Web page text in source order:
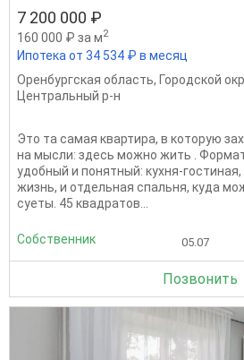
7 200 000 ₽
160 000 ₽ за м2
Ипотека от 34 534 ₽ в месяц
Оренбургская область, Городской
Центральный р-н
Это та самая квартира, в которую
на мысли: здесь можно жить .
удобный и понятный: кухня-
жизнь, и отдельная спальня, куда
суеты. 45 квадратов...
Собственник 05.07
Позвонить